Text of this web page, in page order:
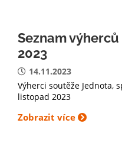
Seznam
2023
14.11.2023
Výherci soutěže Jednota,
listopad 2023
Zobrazit více